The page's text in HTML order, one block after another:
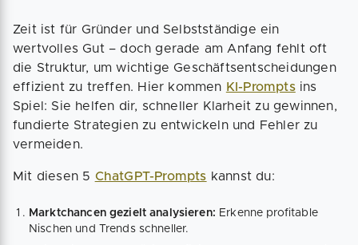
Zeit ist für Gründer und Selbstständige ein
wertvolles Gut – doch gerade am Anfang fehlt oft
die Struktur, um wichtige Geschäftsentscheidungen
effizient zu treffen. Hier kommen KI-Promptsins
Spiel: Sie helfen dir, schneller Klarheit zu gewinnen,
fundierte Strategien zu entwickeln und Fehler zu
vermeiden.
Mit diesen 5 ChatGPT-Prompts kannst du:
Marktchancen gezielt analysieren: Erkenne profitable
Nischen und Trends schneller.